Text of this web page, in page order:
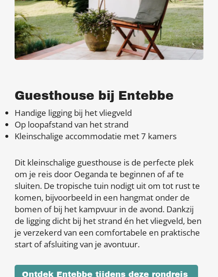
Guesthouse bij Entebbe
Handige ligging bij het vliegveld
Op loopafstand van het strand
Kleinschalige accommodatie met 7 kamers
Dit kleinschalige guesthouse is de perfecte plek
om je reis door Oeganda te beginnen of af te
sluiten. De tropische tuin nodigt uit om tot rust te
komen, bijvoorbeeld in een hangmat onder de
bomen of bij het kampvuur in de avond. Dankzij
de ligging dicht bij het strand én het vliegveld, ben
je verzekerd van een comfortabele en praktische
start of afsluiting van je avontuur.
Ontdek Entebbe tijdens deze rondreis